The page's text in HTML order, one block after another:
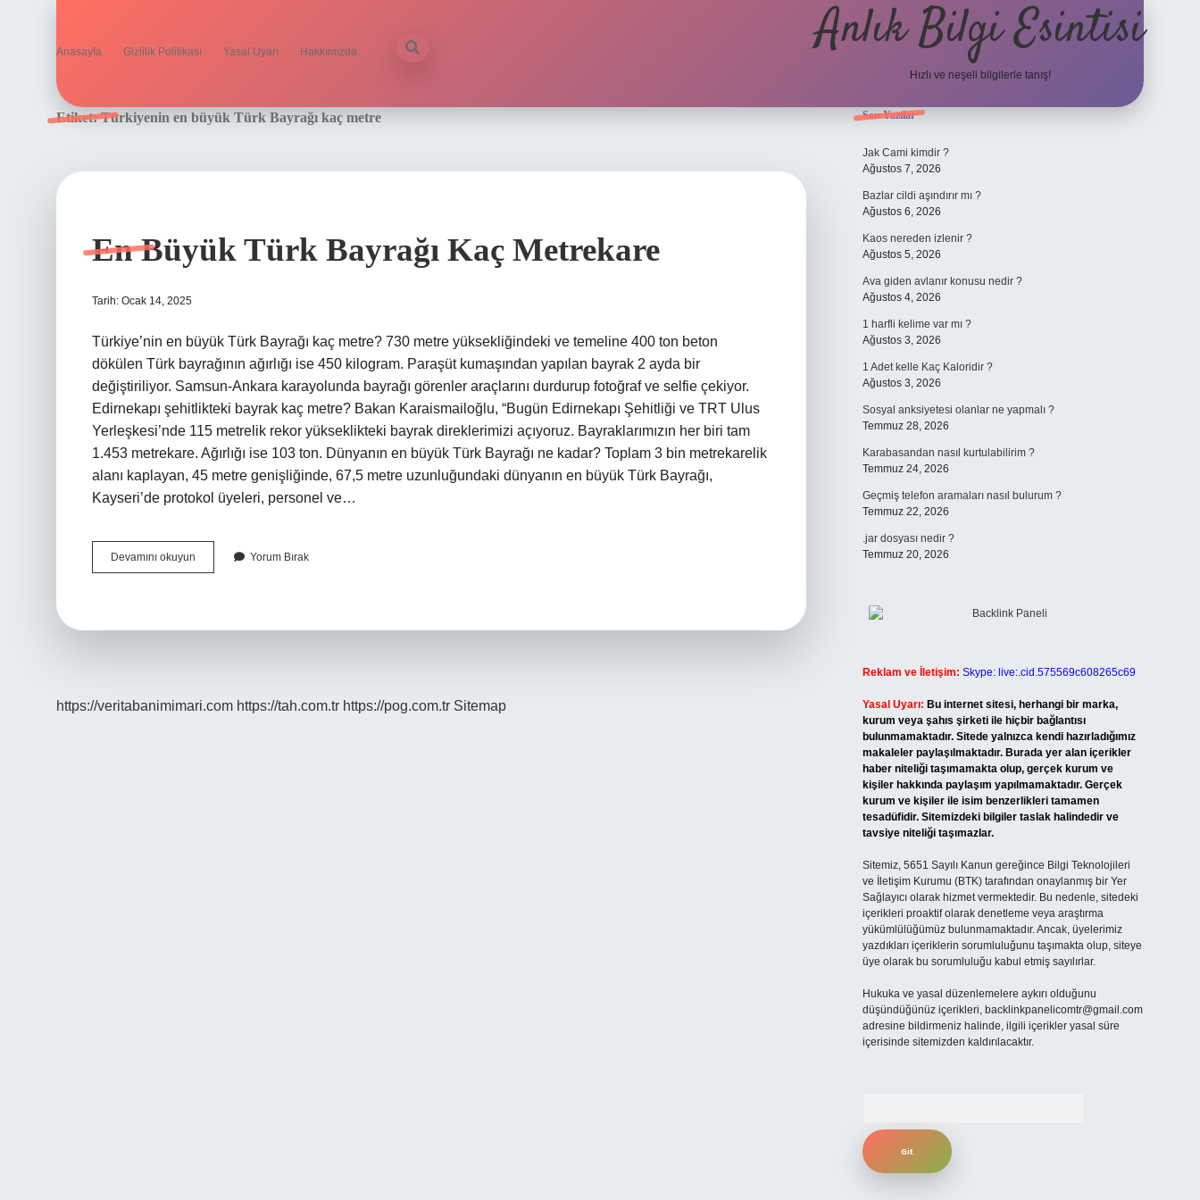
Anasayfa Gizlilik Politikası Yasal Uyarı Hakkımızda Anlık Bilgi Esintisi
Hızlı ve neşeli bilgilerle tanış!
Etiket:Türkiyenin en büyük Türk Bayrağı kaç metre
En Büyük Türk Bayrağı Kaç Metrekare
Tarih: Ocak 14, 2025
Türkiye’nin en büyük Türk Bayrağı kaç metre? 730 metre yüksekliğindeki ve temeline 400 ton beton
dökülen Türk bayrağının ağırlığı ise 450 kilogram. Paraşüt kumaşından yapılan bayrak 2 ayda bir
değiştiriliyor. Samsun-Ankara karayolunda bayrağı görenler araçlarını durdurup fotoğraf ve selfie çekiyor.
Edirnekapı şehitlikteki bayrak kaç metre? Bakan Karaismailoğlu, “Bugün Edirnekapı Şehitliği ve TRT Ulus
Yerleşkesi’nde 115 metrelik rekor yükseklikteki bayrak direklerimizi açıyoruz. Bayraklarımızın her biri tam
1.453 metrekare. Ağırlığı ise 103 ton. Dünyanın en büyük Türk Bayrağı ne kadar? Toplam 3 bin metrekarelik
alanı kaplayan, 45 metre genişliğinde, 67,5 metre uzunluğundaki dünyanın en büyük Türk Bayrağı,
Kayseri’de protokol üyeleri, personel ve…
Devamını okuyun
Büyük
Yorum Bırak
https://veritabanimimari.com https://tah.com.tr https://pog.com.tr Sitemap
Sidebar
Son Yazılar
Jak Cami kimdir ?
Ağustos 7, 2026
Bazlar cildi aşındırır mı ?
Ağustos 6, 2026
Kaos nereden izlenir ?
Ağustos 5, 2026
Ava giden avlanır konusu nedir ?
Ağustos 4, 2026
1 harfli kelime var mı ?
Ağustos 3, 2026
1 Adet kelle Kaç Kaloridir ?
Ağustos 3, 2026
Sosyal anksiyetesi olanlar ne yapmalı ?
Temmuz 28, 2026
Karabasandan nasıl kurtulabilirim ?
Temmuz 24, 2026
Geçmiş telefon aramaları nasıl bulurum ?
Temmuz 22, 2026
.jar dosyası nedir ?
Temmuz 20, 2026
Reklam ve İletişim: Skype: live:.cid.575569c608265c69
Yasal Uyarı: Bu internet sitesi, herhangi bir marka,
kurum veya şahıs şirketi ile hiçbir bağlantısı
bulunmamaktadır. Sitede yalnızca kendi hazırladığımız
makaleler paylaşılmaktadır. Burada yer alan içerikler
haber niteliği taşımamakta olup, gerçek kurum ve
kişiler hakkında paylaşım yapılmamaktadır. Gerçek
kurum ve kişiler ile isim benzerlikleri tamamen
tesadüfidir. Sitemizdeki bilgiler taslak halindedir ve
tavsiye niteliği taşımazlar.
Sitemiz, 5651 Sayılı Kanun gereğince Bilgi Teknolojileri
ve İletişim Kurumu (BTK) tarafından onaylanmış bir Yer
Sağlayıcı olarak hizmet vermektedir. Bu nedenle, sitedeki
içerikleri proaktif olarak denetleme veya araştırma
yükümlülüğümüz bulunmamaktadır. Ancak, üyelerimiz
yazdıkları içeriklerin sorumluluğunu taşımakta olup, siteye
üye olarak bu sorumluluğu kabul etmiş sayılırlar.
Hukuka ve yasal düzenlemelere aykırı olduğunu
düşündüğünüz içerikleri, backlinkpanelicomtr@gmail.com
adresine bildirmeniz halinde, ilgili içerikler yasal süre
içerisinde sitemizden kaldırılacaktır.